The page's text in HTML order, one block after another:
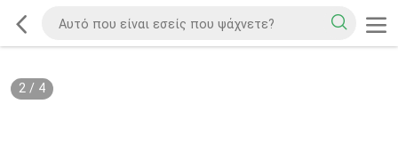
2/ 4